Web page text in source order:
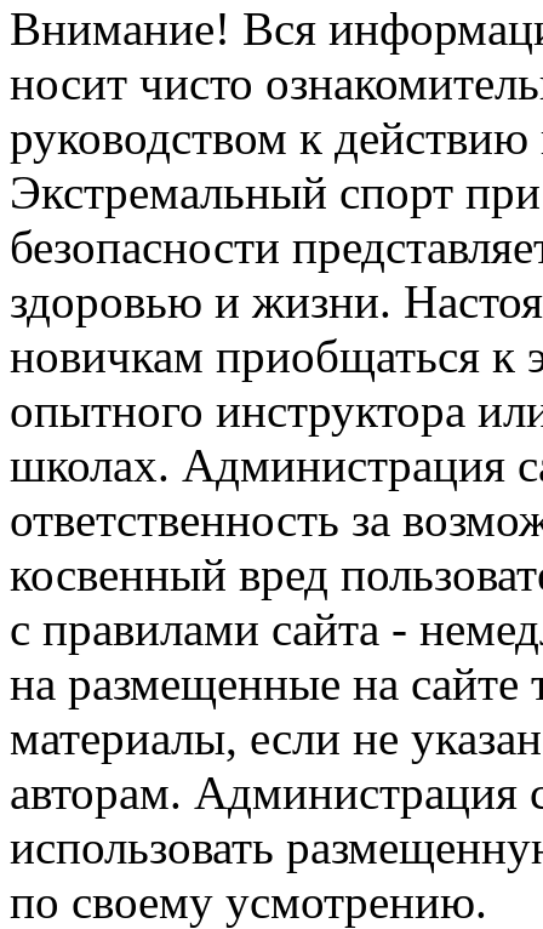
Внимание! Вся
носит чисто
руководством к
Экстремальный спорт
безопасности
здоровью и жизни.
новичкам приобщаться к
опытного инструктора
школах. Администрация
ответственность за
косвенный вред
с правилами сайта -
на размещенные на сайте
материалы, если не
авторам. Администрация
использовать
по своему усмотрению.